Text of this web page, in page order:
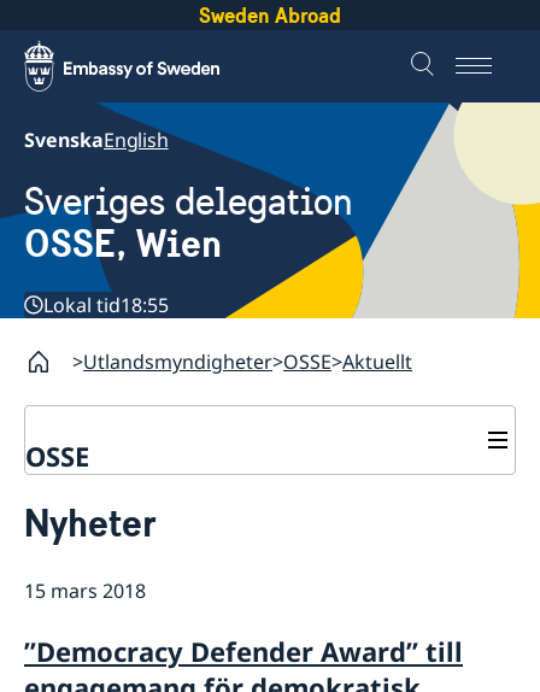
Sweden Abroad
SvenskaEnglish
Sveriges delegation
OSSE, Wien
Lokal tid18:55
Utlandsmyndigheter OSSE Aktuellt
OSSE
Om oss
Dataskyddspolicy (GDPR)
Sverige & OSSE
Sverige och arbetet i OSSE
Att arbeta för OSSE
Nyheter
15 mars 2018
”Democracy Defender Award” till